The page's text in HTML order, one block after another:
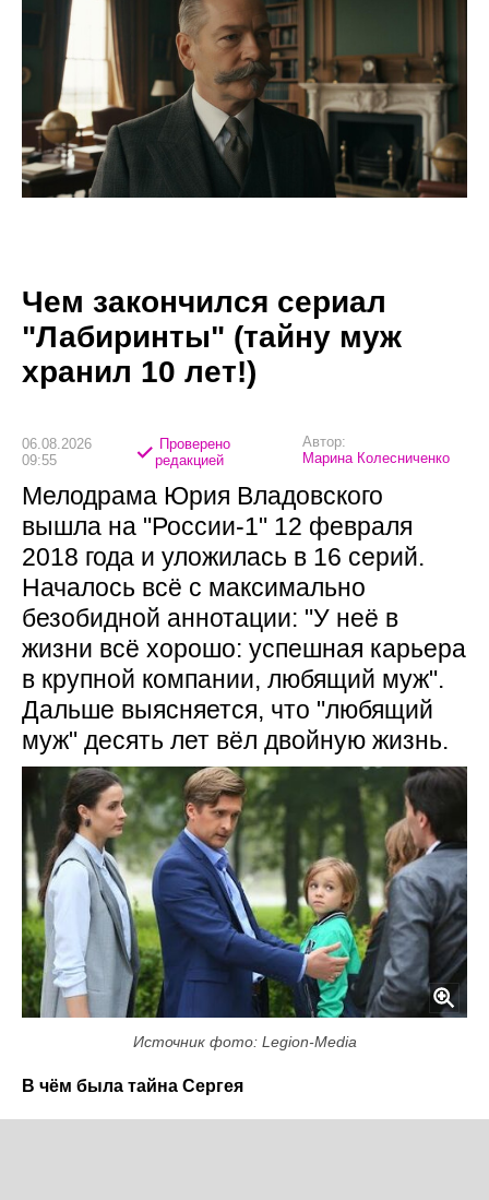
Чем закончился сериал
"Лабиринты" (тайну муж
хранил 10 лет!)
06.08.2026
09:55
Проверено
редакцией
Автор:
Марина Колесниченко
Мелодрама Юрия Владовского
вышла на "России-1" 12 февраля
2018 года и уложилась в 16 серий.
Началось всё с максимально
безобидной аннотации: "У неё в
жизни всё хорошо: успешная карьера
в крупной компании, любящий муж".
Дальше выясняется, что "любящий
муж" десять лет вёл двойную жизнь.
Источник фото: Legion-Media
В чём была тайна Сергея